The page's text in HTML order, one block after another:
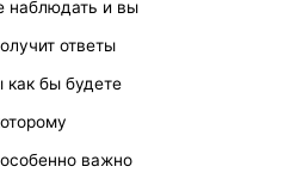
наблюдать и вы
ответы
как бы будете
важно